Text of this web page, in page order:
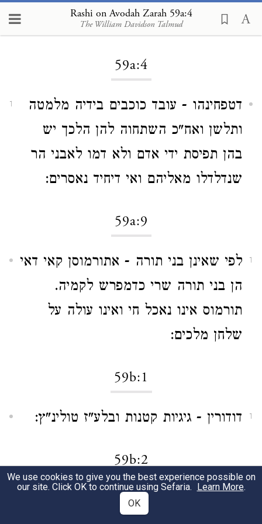
Rashi on Avodah Zarah 59a:4
The William Davidson Talmud
Loading...
59a:4
1
דטפחינהו - עובד כוכבים בידיה מלמטה
ותלשן ואח"כ השתחוה להן הלכך יש
בהן תפיסת ידי אדם ולא דמו לאבני הר
שנדלדלו מאליהם ואי דיחיד נאסרים:
59a:9
1
לפי שאינן בני תורה - אתורמוסן קאי דאי
הן בני תורה שרי כדמפרש לקמיה.
תורמוס אינו נאכל חי ואינו עולה על
שלחן מלכים:
59b:1
1 דודורין - גיגיות קטנות ובלע"ז טולינ"ץ:
59b:2
אידרי עובד כוכבים - קפץ ואחזה בתוך
We use cookies to give you the best experience possible on
our site. Click OK to continue using Sefaria. Learn More.
OK